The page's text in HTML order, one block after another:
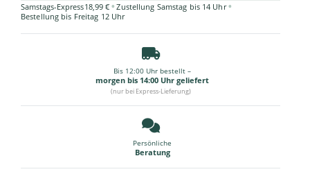
Samstags-Express18,99 € • Zustellung Samstag bis 14 Uhr •
Bestellung bis Freitag 12 Uhr
Bis 12:00 Uhr bestellt –
morgen bis 14:00 Uhr geliefert
(nur bei Express-Lieferung)
Persönliche
Beratung